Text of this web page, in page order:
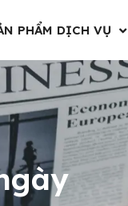
PHẨM DỊCH VỤ